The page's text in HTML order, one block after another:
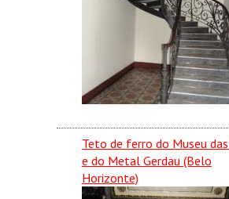
Teto de ferro do Museu
e do Metal Gerdau (Belo
Horizonte)